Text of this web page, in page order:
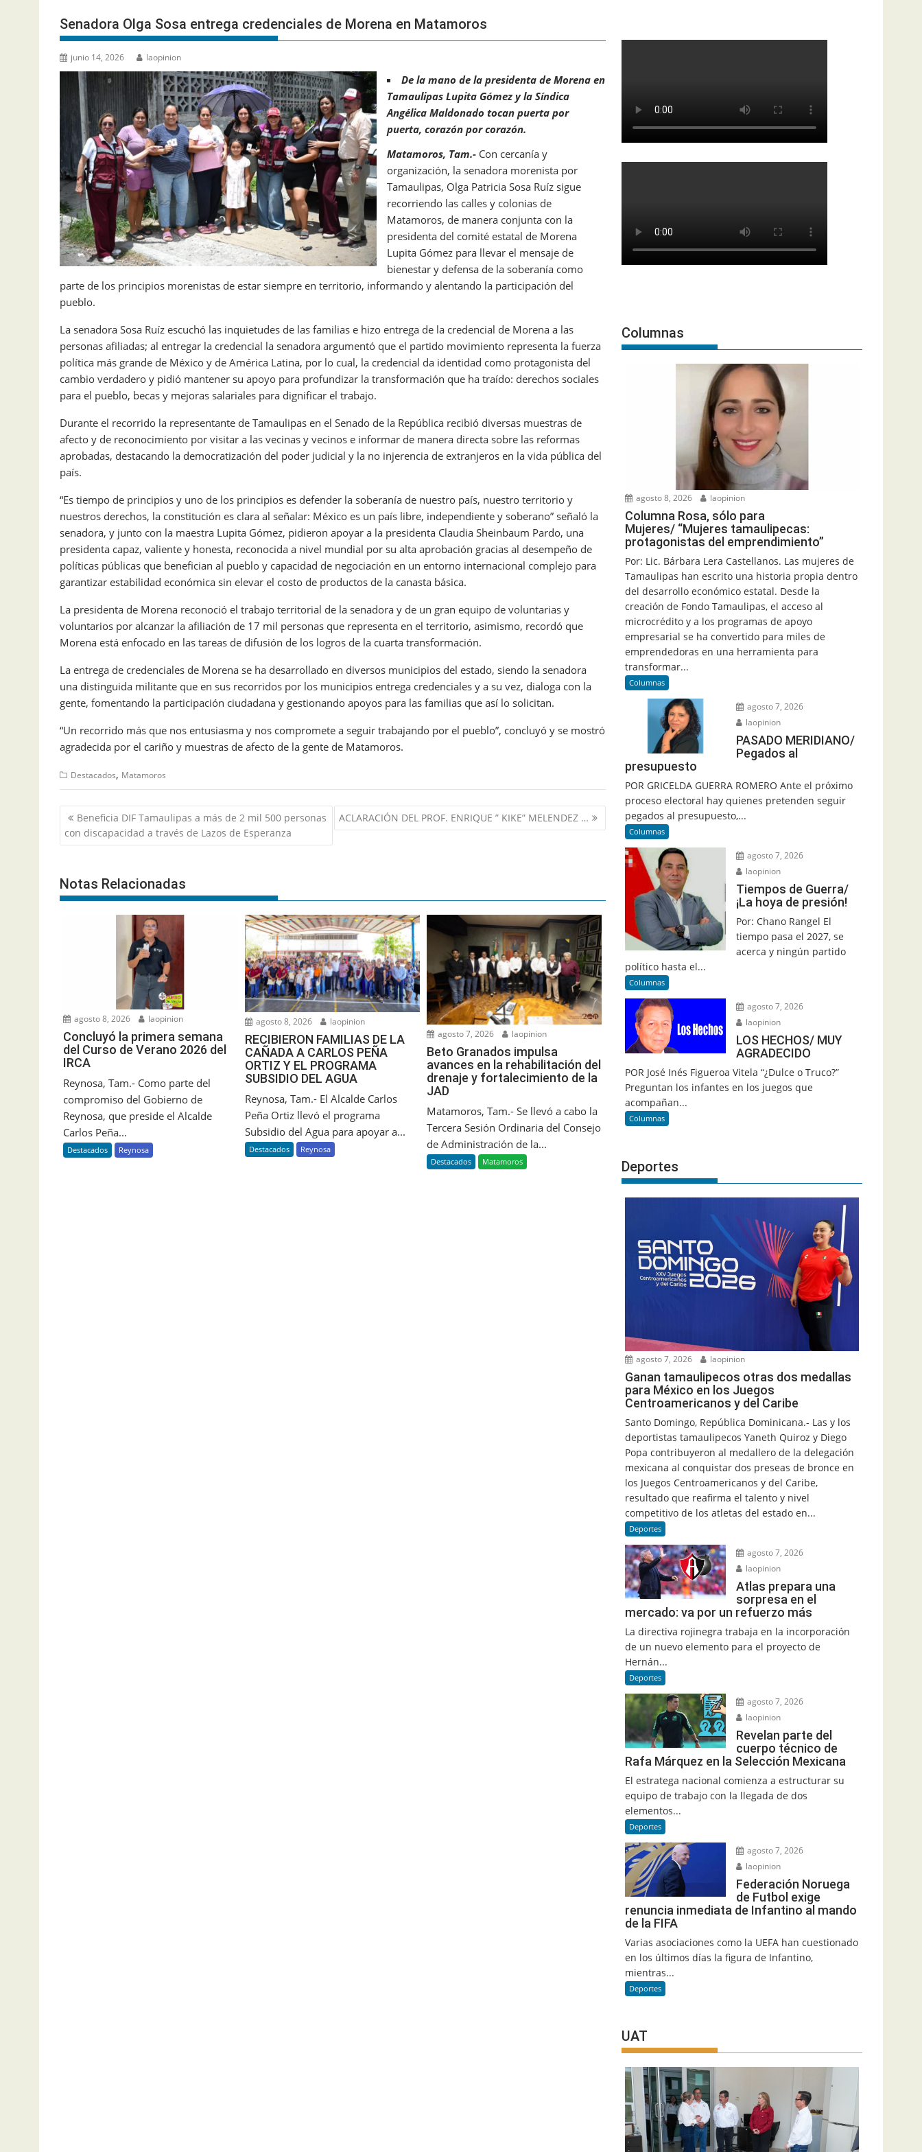
Senadora Olga Sosa entrega credenciales de Morena en Matamoros
junio 14, 2026 laopinion
De la mano de la presidenta de Morena en
Tamaulipas Lupita Gómez y la Síndica
Angélica Maldonado tocan puerta por
puerta, corazón por corazón.
Matamoros, Tam.- Con cercanía y
organización, la senadora morenista por
Tamaulipas, Olga Patricia Sosa Ruíz sigue
recorriendo las calles y colonias de
Matamoros, de manera conjunta con la
presidenta del comité estatal de Morena
Lupita Gómez para llevar el mensaje de
bienestar y defensa de la soberanía como
parte de los principios morenistas de estar siempre en territorio, informando y alentando la participación del
pueblo.
La senadora Sosa Ruíz escuchó las inquietudes de las familias e hizo entrega de la credencial de Morena a las
personas afiliadas; al entregar la credencial la senadora argumentó que el partido movimiento representa la fuerza
política más grande de México y de América Latina, por lo cual, la credencial da identidad como protagonista del
cambio verdadero y pidió mantener su apoyo para profundizar la transformación que ha traído: derechos sociales
para el pueblo, becas y mejoras salariales para dignificar el trabajo.
Durante el recorrido la representante de Tamaulipas en el Senado de la República recibió diversas muestras de
afecto y de reconocimiento por visitar a las vecinas y vecinos e informar de manera directa sobre las reformas
aprobadas, destacando la democratización del poder judicial y la no injerencia de extranjeros en la vida pública del
país.
“Es tiempo de principios y uno de los principios es defender la soberanía de nuestro país, nuestro territorio y
nuestros derechos, la constitución es clara al señalar: México es un país libre, independiente y soberano” señaló la
senadora, y junto con la maestra Lupita Gómez, pidieron apoyar a la presidenta Claudia Sheinbaum Pardo, una
presidenta capaz, valiente y honesta, reconocida a nivel mundial por su alta aprobación gracias al desempeño de
políticas públicas que benefician al pueblo y capacidad de negociación en un entorno internacional complejo para
garantizar estabilidad económica sin elevar el costo de productos de la canasta básica.
La presidenta de Morena reconoció el trabajo territorial de la senadora y de un gran equipo de voluntarias y
voluntarios por alcanzar la afiliación de 17 mil personas que representa en el territorio, asimismo, recordó que
Morena está enfocado en las tareas de difusión de los logros de la cuarta transformación.
La entrega de credenciales de Morena se ha desarrollado en diversos municipios del estado, siendo la senadora
una distinguida militante que en sus recorridos por los municipios entrega credenciales y a su vez, dialoga con la
gente, fomentando la participación ciudadana y gestionando apoyos para las familias que así lo solicitan.
“Un recorrido más que nos entusiasma y nos compromete a seguir trabajando por el pueblo”, concluyó y se mostró
agradecida por el cariño y muestras de afecto de la gente de Matamoros.
Destacados, Matamoros
Navegación
de
entradas
Beneficia DIF Tamaulipas a más de 2 mil 500 personas
con discapacidad a través de Lazos de Esperanza
ACLARACIÓN DEL PROF. ENRIQUE ” KIKE” MELENDEZ …
Notas Relacionadas
agosto 8, 2026 laopinion
Concluyó la primera semana
del Curso de Verano 2026 del
IRCA
Reynosa, Tam.- Como parte del
compromiso del Gobierno de
Reynosa, que preside el Alcalde
Carlos Peña...
Destacados Reynosa
agosto 8, 2026 laopinion
RECIBIERON FAMILIAS DE LA
CAÑADA A CARLOS PEÑA
ORTIZ Y EL PROGRAMA
SUBSIDIO DEL AGUA
Reynosa, Tam.- El Alcalde Carlos
Peña Ortiz llevó el programa
Subsidio del Agua para apoyar a...
Destacados Reynosa
agosto 7, 2026 laopinion
Beto Granados impulsa
avances en la rehabilitación del
drenaje y fortalecimiento de la
JAD
Matamoros, Tam.- Se llevó a cabo la
Tercera Sesión Ordinaria del Consejo
de Administración de la...
Destacados Matamoros
Columnas
agosto 8, 2026 laopinion
Columna Rosa, sólo para
Mujeres/ “Mujeres tamaulipecas:
protagonistas del emprendimiento”
Por: Lic. Bárbara Lera Castellanos. Las mujeres de
Tamaulipas han escrito una historia propia dentro
del desarrollo económico estatal. Desde la
creación de Fondo Tamaulipas, el acceso al
microcrédito y a los programas de apoyo
empresarial se ha convertido para miles de
emprendedoras en una herramienta para
transformar...
Columnas
agosto 7, 2026
laopinion
PASADO MERIDIANO/
Pegados al
presupuesto
POR GRICELDA GUERRA ROMERO Ante el próximo
proceso electoral hay quienes pretenden seguir
pegados al presupuesto,...
Columnas
agosto 7, 2026
laopinion
Tiempos de Guerra/
¡La hoya de presión!
Por: Chano Rangel El
tiempo pasa el 2027, se
acerca y ningún partido
político hasta el...
Columnas
agosto 7, 2026
laopinion
LOS HECHOS/ MUY
AGRADECIDO
POR José Inés Figueroa Vitela “¿Dulce o Truco?”
Preguntan los infantes en los juegos que
acompañan...
Columnas
Deportes
agosto 7, 2026 laopinion
Ganan tamaulipecos otras dos medallas
para México en los Juegos
Centroamericanos y del Caribe
Santo Domingo, República Dominicana.- Las y los
deportistas tamaulipecos Yaneth Quiroz y Diego
Popa contribuyeron al medallero de la delegación
mexicana al conquistar dos preseas de bronce en
los Juegos Centroamericanos y del Caribe,
resultado que reafirma el talento y nivel
competitivo de los atletas del estado en...
Deportes
agosto 7, 2026
laopinion
Atlas prepara una
sorpresa en el
mercado: va por un refuerzo más
La directiva rojinegra trabaja en la incorporación
de un nuevo elemento para el proyecto de
Hernán...
Deportes
agosto 7, 2026
laopinion
Revelan parte del
cuerpo técnico de
Rafa Márquez en la Selección Mexicana
El estratega nacional comienza a estructurar su
equipo de trabajo con la llegada de dos
elementos...
Deportes
agosto 7, 2026
laopinion
Federación Noruega
de Futbol exige
renuncia inmediata de Infantino al mando
de la FIFA
Varias asociaciones como la UEFA han cuestionado
en los últimos días la figura de Infantino,
mientras...
Deportes
UAT